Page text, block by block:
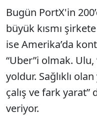
Bugün PortX'in
büyük kısmı
ise Amerika’da
“Uber”i olmak.
yoldur. Sağlıklı
çalış ve fark
veriyor.